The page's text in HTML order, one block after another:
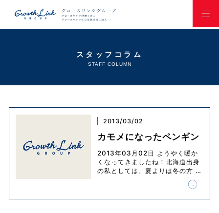
スタッフコラム
STAFF COLUMN
2013/03/02
カモメになったペンギン
2013年03月02日 ようやく暖か
くなってきましたね！北海道出身
の私としては、夏よりは冬の方 …